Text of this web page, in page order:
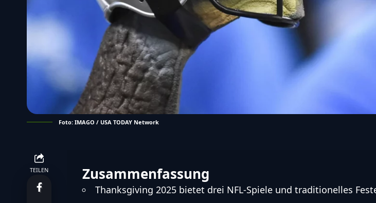
Foto: IMAGO / USA TODAY Network
TEILEN Zusammenfassung
Thanksgiving 2025 bietet drei NFL-Spiele und traditionelles